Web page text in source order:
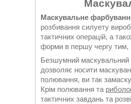
Маскувальне
розбивання силуету
тактичних операцій, а
форми в першу чергу тим,
Безшумний маскувальний
дозволяє носити
полювання, ви так
Крім полювання та
тактичних завдань та